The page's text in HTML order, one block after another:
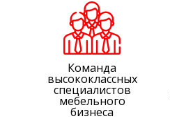
Команда
высококлассных
специалистов
мебельного
бизнеса